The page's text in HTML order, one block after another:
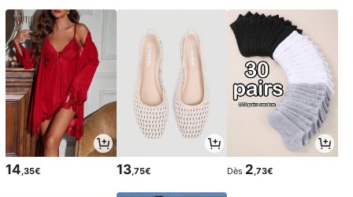
14 ,35€ 13,75€ Dès 2 ,73€